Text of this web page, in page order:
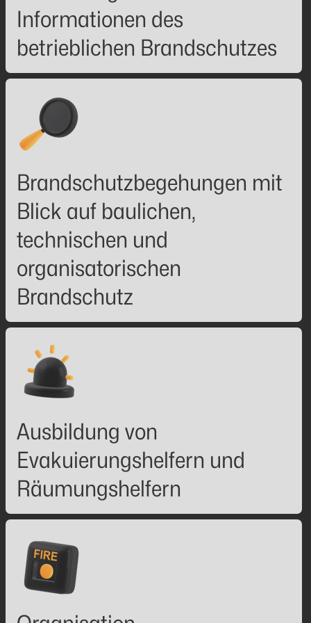
Informationen des
betrieblichen Brandschutzes
Brandschutzbegehungen mit
Blick auf baulichen,
technischen und
organisatorischen
Brandschutz
Ausbildung von
Evakuierungshelfern und
Räumungshelfern